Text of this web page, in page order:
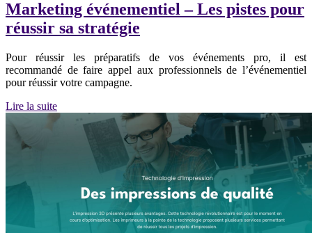
Marketing événementiel – Les pistes pour
réussir sa stratégie
Pour réussir les préparatifs de vos événements pro, il est
recommandé de faire appel aux professionnels de l’événementiel
pour réussir votre campagne.
Lire la suite